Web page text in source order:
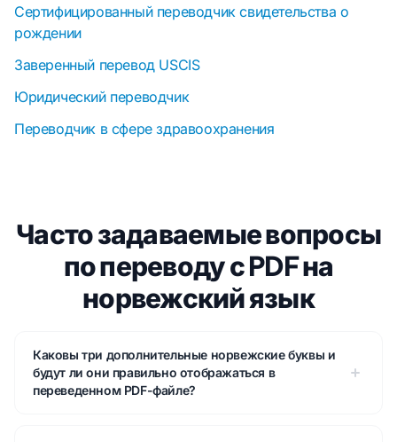
Сертифицированный переводчик свидетельства о
рождении
Заверенный перевод USCIS
Юридический переводчик
Переводчик в сфере здравоохранения
Часто задаваемые вопросы
по переводу с PDF на
норвежский язык
Каковы три дополнительные норвежские буквы и
будут ли они правильно отображаться в
переведенном PDF-файле?